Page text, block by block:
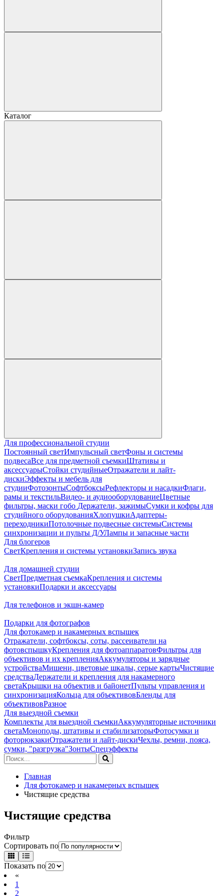
Каталог
Для профессиональной студии
Постоянный светИмпульсный светФоны и системы
подвесаВсе для предметной съемкиШтативы и
аксессуарыСтойки студийныеОтражатели и лайт-
дискиЭффекты и мебель для
студииФотозонтыСофтбоксыРефлекторы и насадкиФлаги,
рамы и текстильВидео- и аудиооборудованиеЦветные
фильтры, маски гобо Держатели, зажимыСумки и кофры для
студийного оборудованияХлопушкиАдаптеры-
переходникиПотолочные подвесные системыСистемы
синхронизации и пульты Д/УЛампы и запасные части
Для блогеров
СветКрепления и системы установкиЗапись звука
Для домашней студии
СветПредметная съемкаКрепления и системы
установкиПодарки и аксессуары
Для телефонов и экшн-камер
Подарки для фотографов
Для фотокамер и накамерных вспышек
Отражатели, софтбоксы, соты, рассеиватели на
фотовспышкуКрепления для фотоаппаратовФильтры для
объективов и их крепленияАккумуляторы и зарядные
устройстваМишени, цветовые шкалы, серые картыЧистящие
средстваДержатели и крепления для накамерного
светаКрышки на объектив и байонетПульты управления и
синхронизацияКольца для объективовБленды для
объективовРазное
Для выездной съемки
Комплекты для выездной съемкиАккумуляторные источники
светаМоноподы, штативы и стабилизаторыФотосумки и
фоторюкзакиОтражатели и лайт-дискиЧехлы, ремни, пояса,
сумки, "разгрузка"ЗонтыСпецэффекты
Главная
Для фотокамер и накамерных вспышек
Чистящие средства
Чистящие средства
Фильтр
Сортировать по
Показать по
«
1
2